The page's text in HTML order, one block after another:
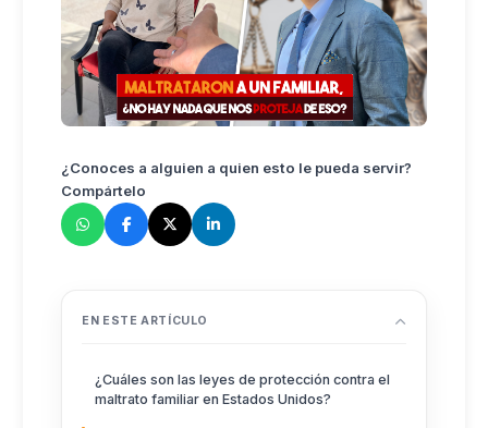
¿Conoces a alguien a quien esto le pueda servir?
Compártelo
EN ESTE ARTÍCULO
¿Cuáles son las leyes de protección contra el
maltrato familiar en Estados Unidos?